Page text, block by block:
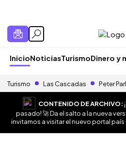
InicioNoticiasTurismoDinero y
Turismo Las Cascadas Peter
CONTENIDO DE ARCHIVO:
pasado! 🚀 Da el salto a la nueva
invitamos a visitar el nuevo portal